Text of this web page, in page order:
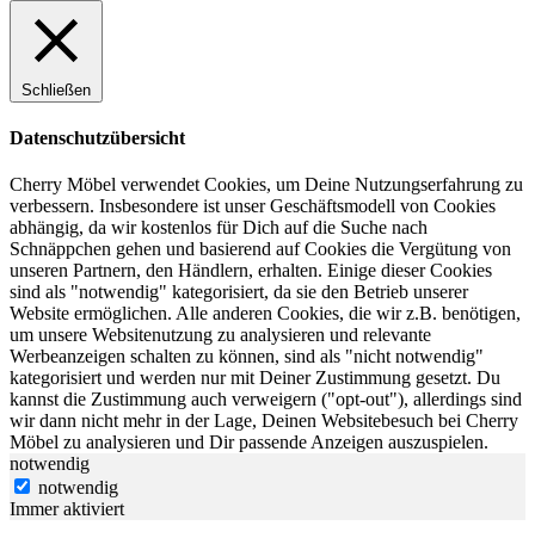
Schließen
Datenschutzübersicht
Cherry Möbel verwendet Cookies, um Deine Nutzungserfahrung zu
verbessern. Insbesondere ist unser Geschäftsmodell von Cookies
abhängig, da wir kostenlos für Dich auf die Suche nach
Schnäppchen gehen und basierend auf Cookies die Vergütung von
unseren Partnern, den Händlern, erhalten. Einige dieser Cookies
sind als "notwendig" kategorisiert, da sie den Betrieb unserer
Website ermöglichen. Alle anderen Cookies, die wir z.B. benötigen,
um unsere Websitenutzung zu analysieren und relevante
Werbeanzeigen schalten zu können, sind als "nicht notwendig"
kategorisiert und werden nur mit Deiner Zustimmung gesetzt. Du
kannst die Zustimmung auch verweigern ("opt-out"), allerdings sind
wir dann nicht mehr in der Lage, Deinen Websitebesuch bei Cherry
Möbel zu analysieren und Dir passende Anzeigen auszuspielen.
notwendig
notwendig
Immer aktiviert